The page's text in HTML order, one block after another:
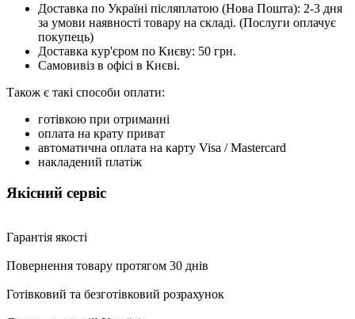
Доставка по Україні післяплатою (Нова Пошта): 2-3 дня
за умови наявності товару на складі. (Послуги оплачує
покупець)
Доставка кур'єром по Києву: 50 грн.
Самовивіз в офісі в Києві.
Також є такі способи оплати:
готівкою при отриманні
оплата на крату приват
автоматична оплата на карту Visa / Mastercard
накладений платіж
Якісний сервіс
Гарантія якості
Повернення товару протягом 30 днів
Готівковий та безготівковий розрахунок